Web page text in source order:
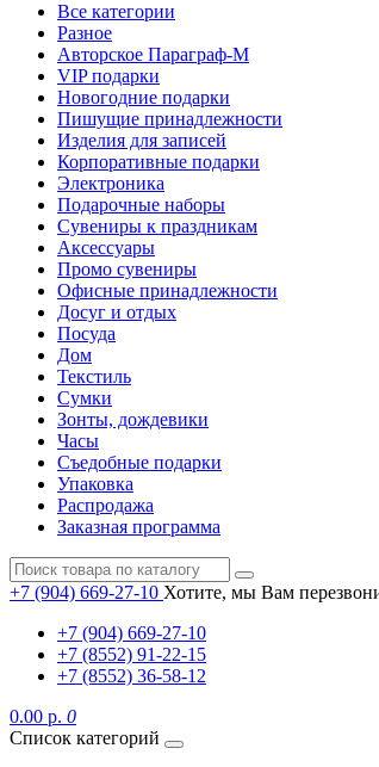
Все категории
Разное
Авторское Параграф-М
VIP подарки
Новогодние подарки
Пишущие принадлежности
Изделия для записей
Корпоративные подарки
Электроника
Подарочные наборы
Сувениры к праздникам
Аксессуары
Промо сувениры
Офисные принадлежности
Досуг и отдых
Посуда
Дом
Текстиль
Сумки
Зонты, дождевики
Часы
Съедобные подарки
Упаковка
Распродажа
Заказная программа
+7 (904) 669-27-10 Хотите, мы Вам
+7 (904) 669-27-10
+7 (8552) 91-22-15
+7 (8552) 36-58-12
0.00 р. 0
Список категорий